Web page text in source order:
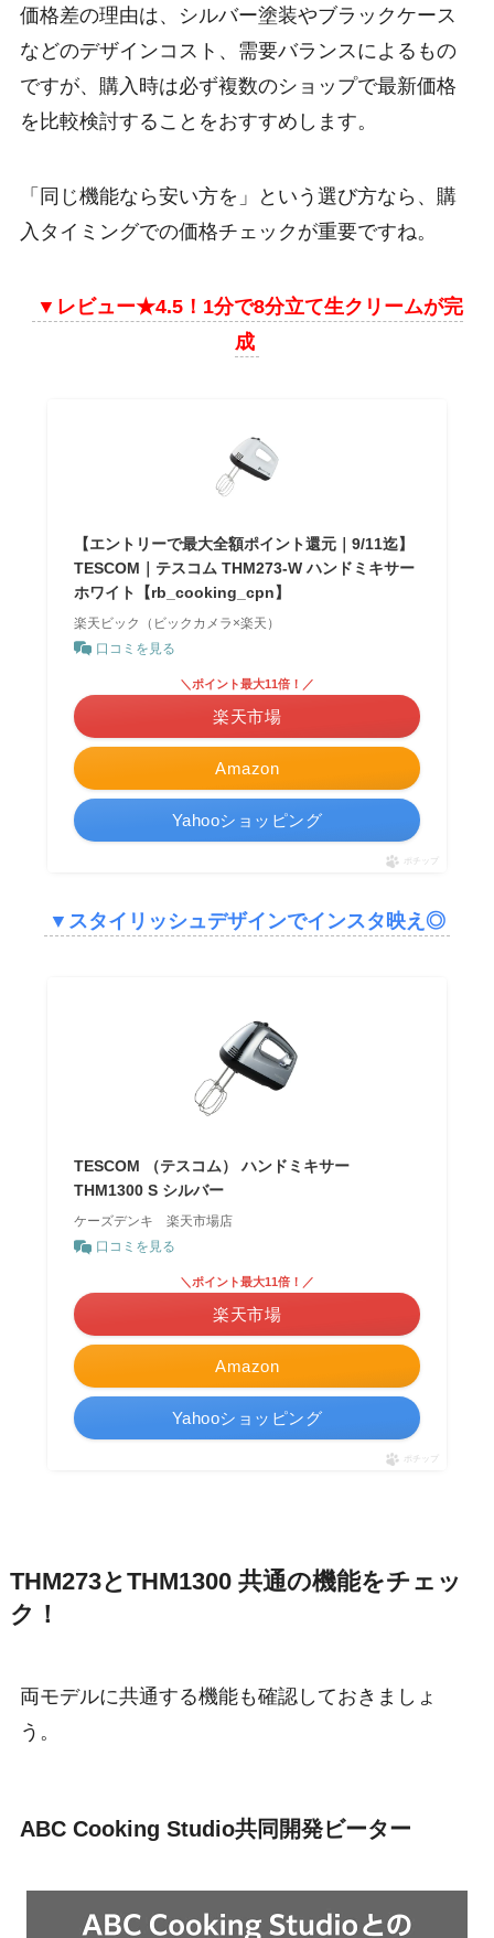
価格差の理由は、シルバー塗装やブラックケース
などのデザインコスト、需要バランスによるもの
ですが、購入時は必ず複数のショップで最新価格
を比較検討することをおすすめします。
「同じ機能なら安い方を」という選び方なら、購
入タイミングでの価格チェックが重要ですね。
▼ レビュー★4.5！1分で8分立て生クリームが完
成
【エントリーで最大全額ポイント還元｜9/11迄】
TESCOM｜テスコム THM273-W ハンドミキサー
ホワイト【rb_cooking_cpn】
楽天ビック（ビックカメラ×楽天）
口コミを見る
Amazon
＼ポイント最大11倍！／
楽天市場
Yahooショッピング
ポチップ
▼ スタイリッシュデザインでインスタ映え◎
TESCOM （テスコム） ハンドミキサー
THM1300 S シルバー
ケーズデンキ 楽天市場店
口コミを見る
Amazon
＼ポイント最大11倍！／
楽天市場
Yahooショッピング
ポチップ
THM273とTHM1300 共通の機能をチェッ
ク！
両モデルに共通する機能も確認しておきましょ
う。
ABC Cooking Studio共同開発ビーター